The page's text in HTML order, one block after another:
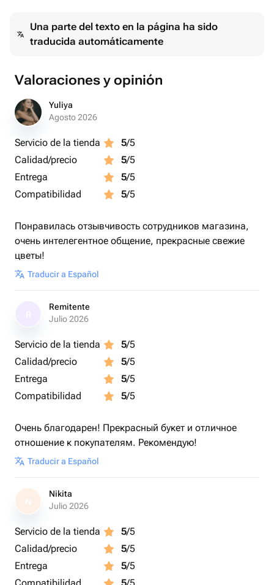
Una parte del texto en la página ha sido
traducida automáticamente
Valoraciones y opinión
Yuliya
Agosto 2026
Servicio de la tienda 5/5
Calidad/precio
5/5
Entrega
5/5
Compatibilidad
5/5
Понравилась отзывчивость сотрудников магазина,
очень интелегентное общение, прекрасные свежие
цветы!
Traducir a Español
Remitente
Julio 2026
Servicio de la tienda 5/5
Calidad/precio
5/5
Entrega
5/5
Compatibilidad
5/5
Очень благодарен! Прекрасный букет и отличное
отношение к покупателям. Рекомендую!
Traducir a Español
N
Nikita
Julio 2026
Servicio de la tienda 5/5
Calidad/precio
5/5
Entrega
5/5